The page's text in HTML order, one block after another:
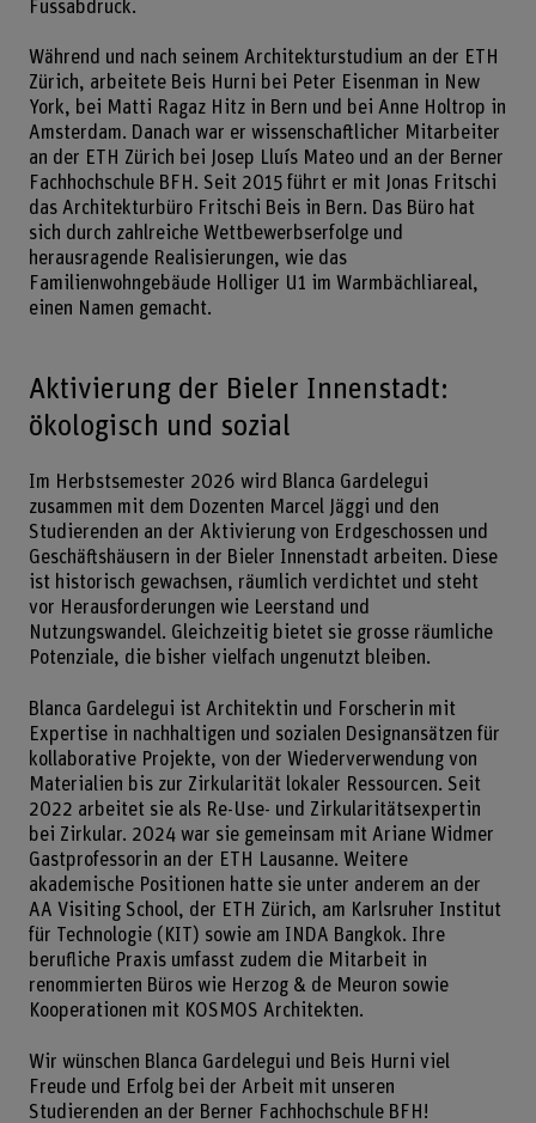
Fussabdruck.
Während und nach seinem Architekturstudium an der ETH
Zürich, arbeitete Beis Hurni bei Peter Eisenman in New
York, bei Matti Ragaz Hitz in Bern und bei Anne Holtrop in
Amsterdam. Danach war er wissenschaftlicher Mitarbeiter
an der ETH Zürich bei Josep Lluís Mateo und an der Berner
Fachhochschule BFH. Seit 2015 führt er mit Jonas Fritschi
das Architekturbüro Fritschi Beis in Bern. Das Büro hat
sich durch zahlreiche Wettbewerbserfolge und
herausragende Realisierungen, wie das
Familienwohngebäude Holliger U1 im Warmbächliareal,
einen Namen gemacht.
Aktivierung der Bieler Innenstadt:
ökologisch und sozial
Im Herbstsemester 2026 wird Blanca Gardelegui
zusammen mit dem Dozenten Marcel Jäggi und den
Studierenden an der Aktivierung von Erdgeschossen und
Geschäftshäusern in der Bieler Innenstadt arbeiten. Diese
ist historisch gewachsen, räumlich verdichtet und steht
vor Herausforderungen wie Leerstand und
Nutzungswandel. Gleichzeitig bietet sie grosse räumliche
Potenziale, die bisher vielfach ungenutzt bleiben.
Blanca Gardelegui ist Architektin und Forscherin mit
Expertise in nachhaltigen und sozialen Designansätzen für
kollaborative Projekte, von der Wiederverwendung von
Materialien bis zur Zirkularität lokaler Ressourcen. Seit
2022 arbeitet sie als Re-Use- und Zirkularitätsexpertin
bei Zirkular. 2024 war sie gemeinsam mit Ariane Widmer
Gastprofessorin an der ETH Lausanne. Weitere
akademische Positionen hatte sie unter anderem an der
AA Visiting School, der ETH Zürich, am Karlsruher Institut
für Technologie (KIT) sowie am INDA Bangkok. Ihre
berufliche Praxis umfasst zudem die Mitarbeit in
renommierten Büros wie Herzog & de Meuron sowie
Kooperationen mit KOSMOS Architekten.
Wir wünschen Blanca Gardelegui und Beis Hurni viel
Freude und Erfolg bei der Arbeit mit unseren
Studierenden an der Berner Fachhochschule BFH!